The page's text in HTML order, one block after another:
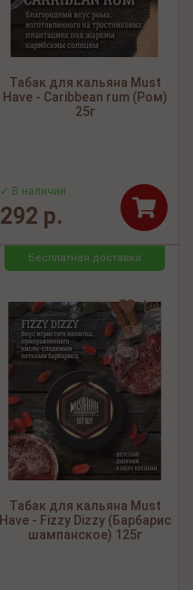
Табак для кальяна Must
Have - Caribbean rum (Ром)
25г
✓ В наличии
292 р.
Бесплатная доставка
Табак для кальяна Must
Have - Fizzy Dizzy (Барбарис
шампанское) 125г